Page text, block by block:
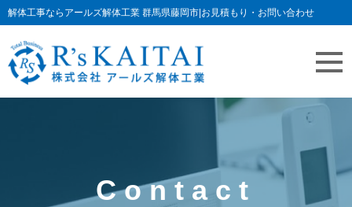
解体工事ならアールズ解体工業 群馬県藤岡市|お見積もり・お問い合わせ
Contact